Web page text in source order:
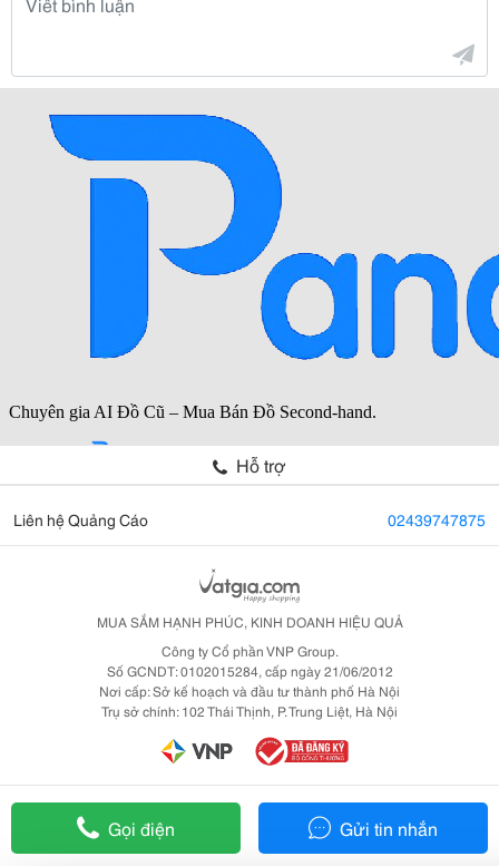
Gọi điện Gửi tin nhắn
Hỗ trợ
Liên hệ Quảng Cáo 02439747875
MUA SẮM HẠNH PHÚC, KINH DOANH HIỆU QUẢ
Công ty Cổ phần VNP Group.
Số GCNDT: 0102015284, cấp ngày 21/06/2012
Nơi cấp: Sở kế hoạch và đầu tư thành phố Hà Nội
Trụ sở chính: 102 Thái Thịnh, P. Trung Liệt, Hà Nội